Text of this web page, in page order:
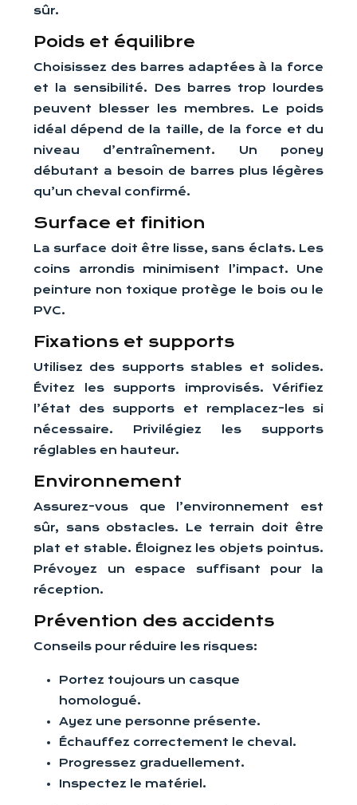
sûr.
Poids et équilibre
Choisissez des barres adaptées à la force
et la sensibilité. Des barres trop lourdes
peuvent blesser les membres. Le poids
idéal dépend de la taille, de la force et du
niveau d’entraînement. Un poney
débutant a besoin de barres plus légères
qu’un cheval confirmé.
Surface et finition
La surface doit être lisse, sans éclats. Les
coins arrondis minimisent l’impact. Une
peinture non toxique protège le bois ou le
PVC.
Fixations et supports
Utilisez des supports stables et solides.
Évitez les supports improvisés. Vérifiez
l’état des supports et remplacez-les si
nécessaire. Privilégiez les supports
réglables en hauteur.
Environnement
Assurez-vous que l’environnement est
sûr, sans obstacles. Le terrain doit être
plat et stable. Éloignez les objets pointus.
Prévoyez un espace suffisant pour la
réception.
Prévention des accidents
Conseils pour réduire les risques:
Portez toujours un casque
homologué.
Ayez une personne présente.
Échauffez correctement le cheval.
Progressez graduellement.
Inspectez le matériel.